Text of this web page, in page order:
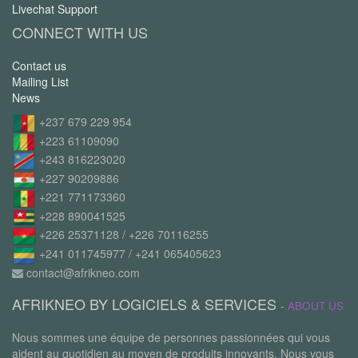
Livechat Support
CONNECT WITH US
Contact us
Mailing List
News
+237 679 229 954
+223 61109090
+243 816223020
+227 90209886
+221 771173360
+228 890041525
+226 25371128 / +226 70116255
+241 011745977 / +241 065405623
contact@afrikneo.com
AFRIKNEO BY LOGICIELS & SERVICES - ABOUT US
Nous sommes une équipe de personnes passionnées qui vous
aident au quotidien au moyen de produits innovants. Nous vous